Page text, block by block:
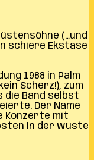
(…und
schiere Ekstase
1988 in Palm
Scherz!), zum
die Band selbst
Der Name
Konzerte mit
in der Wüste